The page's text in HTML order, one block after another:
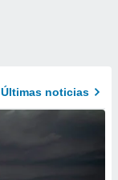
Últimas noticias